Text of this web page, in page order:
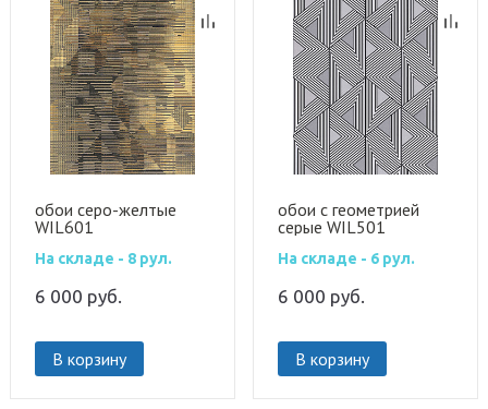
обои серо-желтые
WIL601
На складе - 8 рул.
6 000 руб.
В корзину
обои с геометрией
серые WIL501
На складе - 6 рул.
6 000 руб.
В корзину